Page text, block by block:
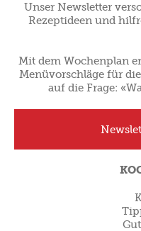
Unser Newsletter
Rezeptideen und
Mit dem Wochenplan
Menüvorschläge für
auf die Frage: